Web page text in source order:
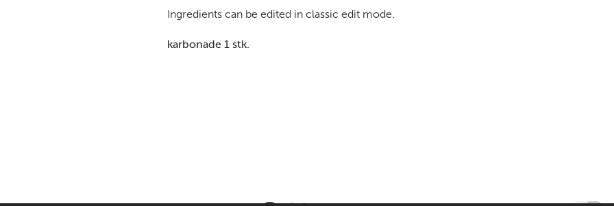
Ingredients can be edited in classic edit mode.
karbonade 1 stk.